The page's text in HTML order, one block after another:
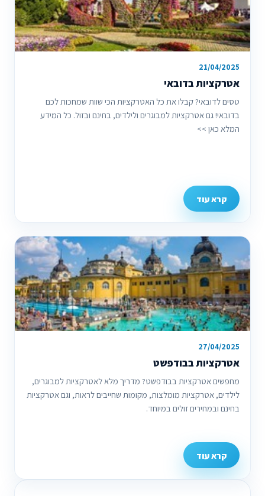
21/04/2025
אטרקציות בדובאי
טסים לדובאי? קבלו את כל האטרקציות הכי שוות שמחכות לכם
בדובאי! גם אטרקציות למבוגרים ולילדים, בחינם ובזול. כל המידע
המלא כאן >>
קרא עוד
27/04/2025
אטרקציות בבודפשט
מחפשים אטרקציות בבודפשט? מדריך מלא לאטרקציות למבוגרים,
לילדים, אטרקציות מומלצות, מקומות שחייבים לראות, וגם אטרקציות
בחינם ובמחירים זולים במיוחד.
קרא עוד